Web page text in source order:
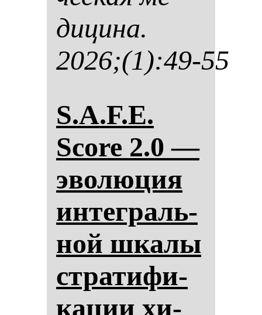
ди­ци­на.
2026;(1):49-55
S.A.F.E.
Score 2.0 —
эво­лю­ция
ин­тег­раль­
ной шка­лы
стра­ти­фи­
ка­ции хи­